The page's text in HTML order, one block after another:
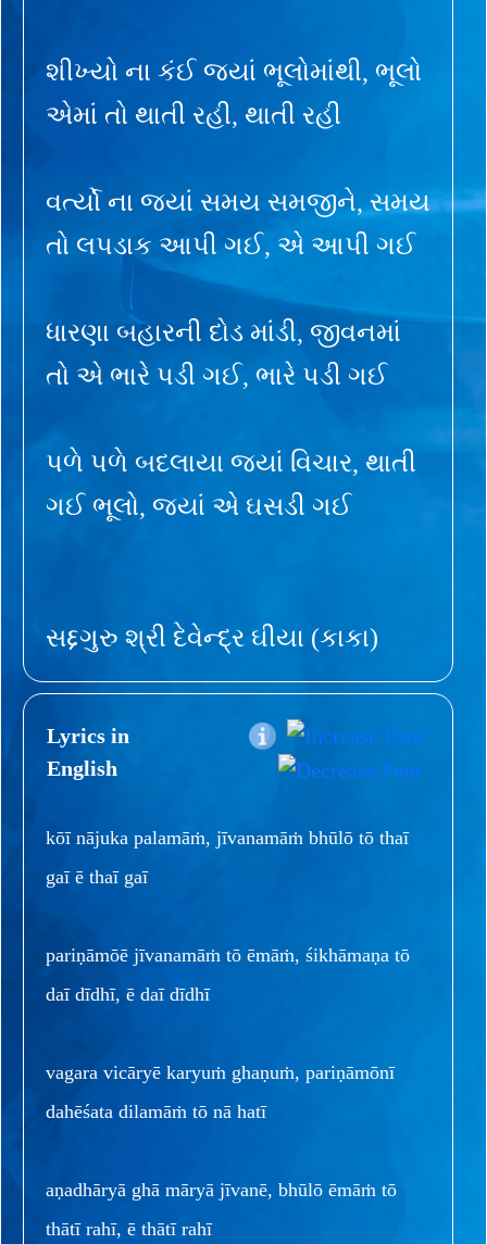
શીખ્યો ના કંઈ જ્યાં ભૂલોમાંથી, ભૂલો
એમાં તો થાતી રહી, થાતી રહી
વર્ત્યો ના જ્યાં સમય સમજીને, સમય
તો લપડાક આપી ગઈ, એ આપી ગઈ
ધારણા બહારની દોડ માંડી, જીવનમાં
તો એ ભારે પડી ગઈ, ભારે પડી ગઈ
પળે પળે બદલાયા જ્યાં વિચાર, થાતી
ગઈ ભૂલો, જ્યાં એ ઘસડી ગઈ
સદ્દગુરુ શ્રી દેવેન્દ્ર ઘીયા (કાકા)
Lyrics in
English
kōī nājuka palamāṁ, jīvanamāṁ bhūlō tō thaī
gaī ē thaī gaī
pariṇāmōē jīvanamāṁ tō ēmāṁ, śikhāmaṇa tō
daī dīdhī, ē daī dīdhī
vagara vicāryē karyuṁ ghaṇuṁ, pariṇāmōnī
dahēśata dilamāṁ tō nā hatī
aṇadhāryā ghā māryā jīvanē, bhūlō ēmāṁ tō
thātī rahī, ē thātī rahī